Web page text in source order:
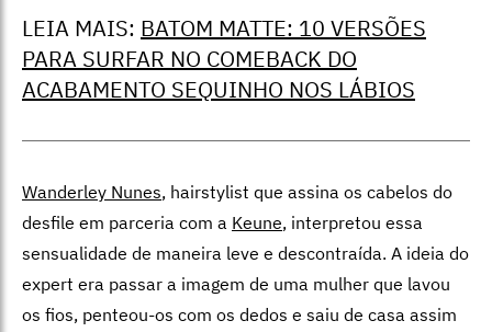
LEIA MAIS: BATOM MATTE: 10 VERSÕES
PARA SURFAR NO COMEBACK DO
ACABAMENTO SEQUINHO NOS LÁBIOS
Wanderley Nunes, hairstylist que assina os cabelos do
desfile em parceria com a Keune, interpretou essa
sensualidade de maneira leve e descontraída. A ideia do
expert era passar a imagem de uma mulher que lavou
os fios, penteou-os com os dedos e saiu de casa assim